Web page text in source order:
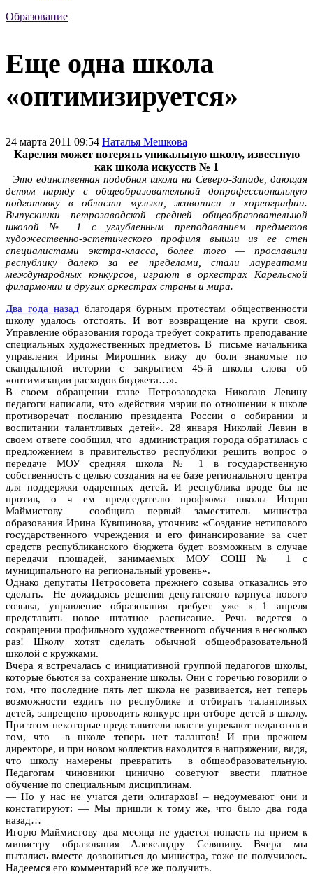
Образование
Еще одна школа
«оптимизируется»
24 марта 2011 09:54 Наталья Мешкова
Карелия может потерять уникальную школу, известную
как школа искусств № 1
Это единственная подобная школа на Северо-Западе, дающая
детям наряду с общеобразовательной допрофессиональную
подготовку в области музыки, живописи и хореографии.
Выпускники петрозаводской средней общеобразовательной
школой № 1 с углубленным преподаванием предметов
художественно-эстетического профиля вышли из ее стен
специалистами экстра-класса, более того — прославили
республику далеко за ее пределами, стали лауреатами
международных конкурсов, играют в оркестрах Карельской
филармонии и других оркестрах страны и мира.
Два года назад благодаря бурным протестам общественности
школу удалось отстоять. И вот возвращение на круги своя.
Управление образования города требует сократить преподавание
специальных художественных предметов. В письме начальника
управления Ирины Мирошник вижу до боли знакомые по
скандальной истории с закрытием 45-й школы слова об
«оптимизации расходов бюджета…».
В своем обращении главе Петрозаводска Николаю Левину
педагоги написали, что «действия мэрии по отношении к школе
противоречат посланию президента России о собирании и
воспитании талантливых детей». 28 января Николай Левин в
своем ответе сообщил, что администрация города обратилась с
предложением в правительство республики решить вопрос о
передаче МОУ средняя школа № 1 в государственную
собственность с целью создания на ее базе регионального центра
для поддержки одаренных детей. И республика вроде бы не
против, о ч ем председателю профкома школы Игорю
Маймистову сообщила первый заместитель министра
образования Ирина Кувшинова, уточнив: «Создание нетипового
государственного учреждения и его финансирование за счет
средств республиканского бюджета будет возможным в случае
передачи площадей, занимаемых МОУ СОШ № 1 с
муниципального на региональный уровень».
Однако депутаты Петросовета прежнего созыва отказались это
сделать. Не дожидаясь решения депутатского корпуса нового
созыва, управление образования требует уже к 1 апреля
представить новое штатное расписание. Речь ведется о
сокращении профильного художественного обучения в несколько
раз! Школу хотят сделать обычной общеобразовательной
школой с кружками.
Вчера я встречалась с инициативной группой педагогов школы,
которые бьются за сохранение школы. Они с горечью говорили о
том, что последние пять лет школа не развивается, нет теперь
возможности ездить по республике и отбирать талантливых
детей, запрещено проводить конкурс при отборе детей в школу.
При этом некоторые представители власти упрекают педагогов в
том, что в школе теперь нет талантов! И при прежнем
директоре, и при новом коллектив находится в напряжении, видя,
что школу намерены превратить в общеобразовательную.
Педагогам чиновники цинично советуют ввести платное
обучение по специальным дисциплинам.
— Но у нас не учатся дети олигархов! – недоумевают они и
констатируют: — Мы пришли к тому же, что было два года
назад…
Игорю Маймистову два месяца не удается попасть на прием к
министру образования Александру Селянину. Вчера мы
пытались вместе дозвониться до министра, тоже не получилось.
Надеемся его комментарий все же получить.